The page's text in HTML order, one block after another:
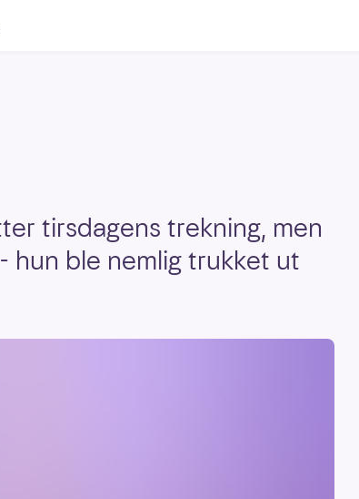
tirsdagens trekning, men
hun ble nemlig trukket ut